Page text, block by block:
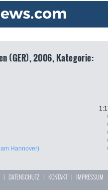
(GER), 2006, Kategorie:
Hannover)
| DATENSCHUTZ | KONTAKT| IMPRESSUM